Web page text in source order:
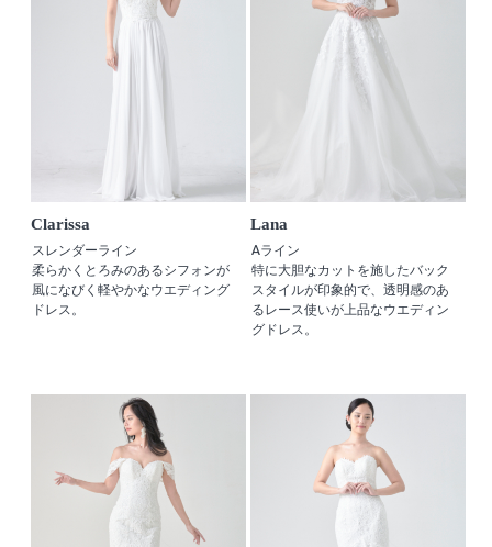
Clarissa
スレンダーライン
柔らかくとろみのあるシフォンが
風になびく軽やかなウエディング
ドレス。
Lana
Aライン
特に大胆なカットを施したバック
スタイルが印象的で、透明感のあ
るレース使いが上品なウエディン
グドレス。